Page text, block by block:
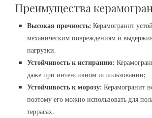
Преимущества
Высокая прочность: Керамогранит
механическим повреждениям и
нагрузки.
Устойчивость к истиранию:
даже при интенсивном использовании;
Устойчивость к морозу: Керамогранит
поэтому его можно использовать для
террасах.